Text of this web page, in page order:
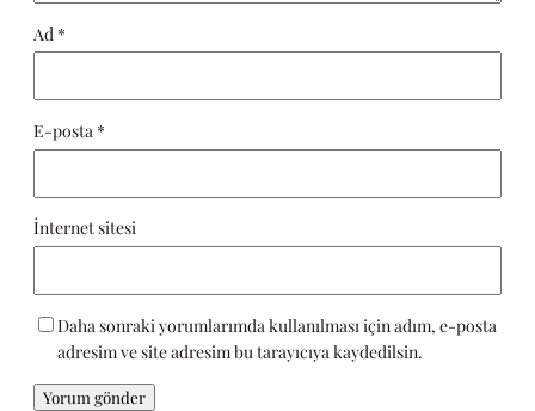
Ad *
E-posta *
İnternet sitesi
Daha sonraki yorumlarımda kullanılması için adım, e-posta
adresim ve site adresim bu tarayıcıya kaydedilsin.